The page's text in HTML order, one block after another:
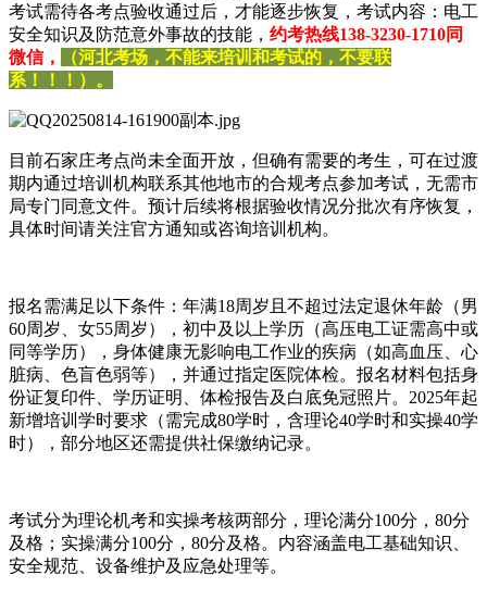
考试需待各考点验收通过后，才能逐步恢复，考试内容：电工
安全知识及防范意外事故的技能， 约考热线138-3230-1710同
微信，
（河北考场，不能来培训和考试的，不要联
系！！！）。
目前石家庄考点尚未全面开放，但确有需要的考生，可在过渡
期内通过培训机构联系其他地市的合规考点参加考试，无需市
局专门同意文件。预计后续将根据验收情况分批次有序恢复，
具体时间请关注官方通知或咨询培训机构。
报名需满足以下条件：年满18周岁且不超过法定退休年龄（男
60周岁、女55周岁），初中及以上学历（高压电工证需高中或
同等学历），身体健康无影响电工作业的疾病（如高血压、心
脏病、色盲色弱等），并通过指定医院体检。报名材料包括身
份证复印件、学历证明、体检报告及白底免冠照片。2025年起
新增培训学时要求（需完成80学时，含理论40学时和实操40学
时），部分地区还需提供社保缴纳记录。
考试分为理论机考和实操考核两部分，理论满分100分，80分
及格；实操满分100分，80分及格。内容涵盖电工基础知识、
安全规范、设备维护及应急处理等。